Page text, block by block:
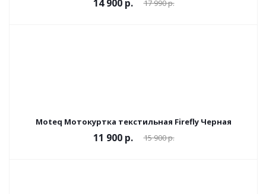
14 900 р. 17 990 р.
Moteq Мотокуртка текстильная Firefly Черная
11 900 р. 15 900 р.